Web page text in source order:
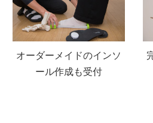
オーダーメイドのインソ
ール作成も受付